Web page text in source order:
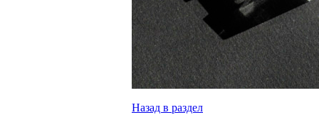
Назад в раздел